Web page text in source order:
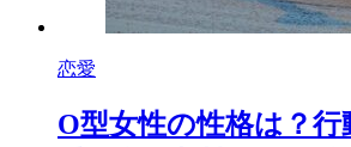
恋愛
O型女性の性格は？